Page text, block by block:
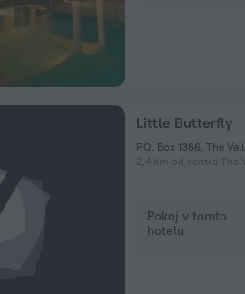
Little Butterfly
P.O. Box 1366, The
2,4 km od centra The
Pokoj v tomto
hotelu